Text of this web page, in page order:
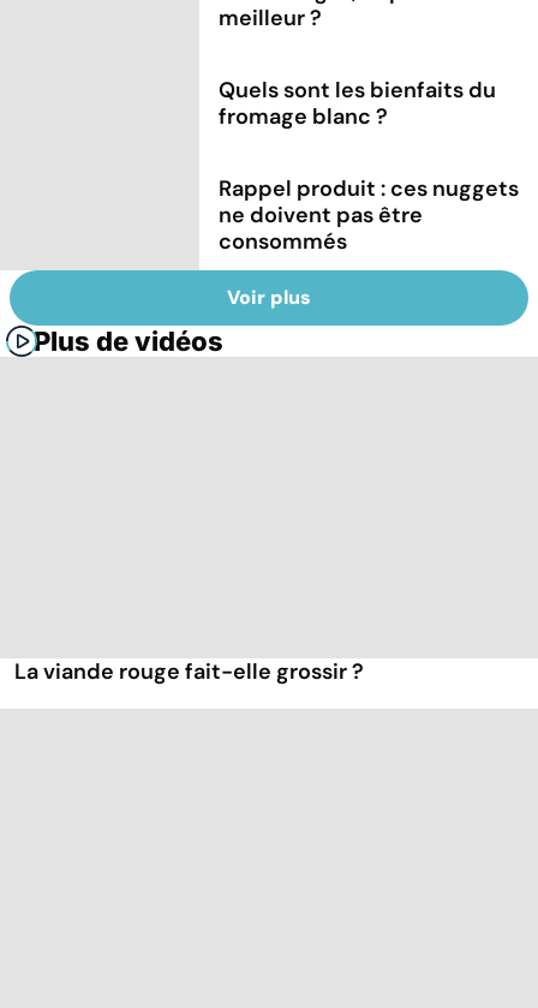
meilleur ?
Quels sont les bienfaits du
fromage blanc ?
Rappel produit : ces nuggets
ne doivent pas être
consommés
Voir plus
Plus de vidéos
La viande rouge fait-elle grossir ?